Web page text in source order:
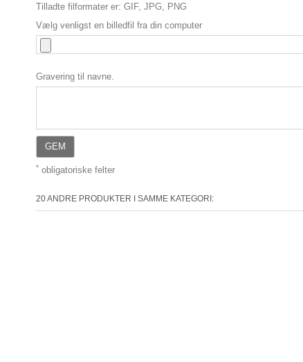
Tilladte filformater er: GIF, JPG, PNG
Vælg venligst en billedfil fra din computer
Gravering til navne.
GEM
* obligatoriske felter
20 ANDRE PRODUKTER I SAMME KATEGORI: